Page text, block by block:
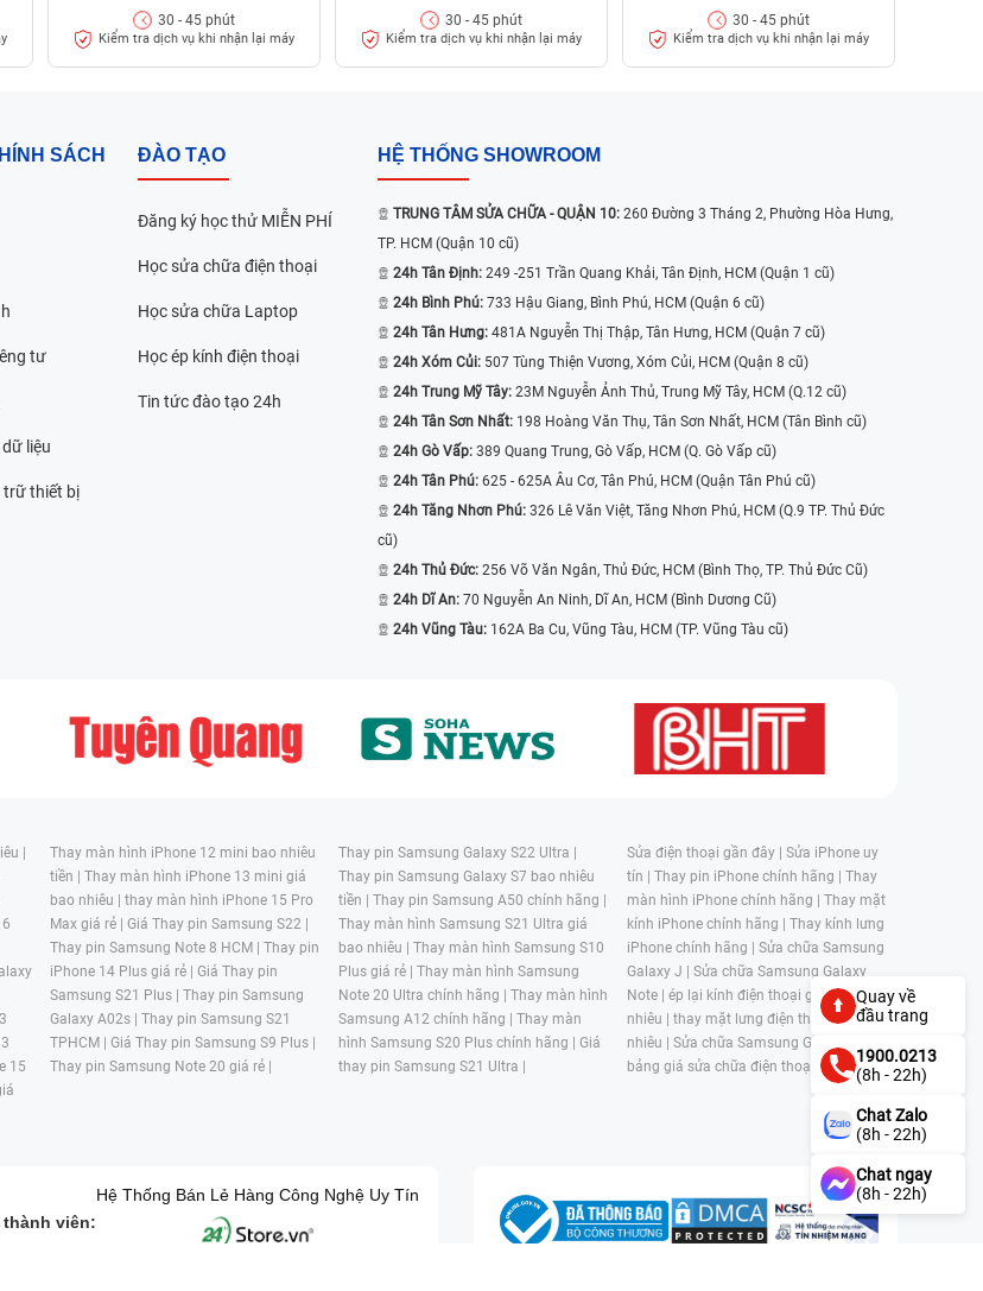
30 - 45 phút
Kiểm tra dịch vụ khi nhận lại máy
30 - 45 phút
Kiểm tra dịch vụ khi nhận lại máy
30 - 45 phút
Kiểm tra dịch vụ khi nhận lại máy
SÁCH
tư
liệu
trữ thiết bị
ĐÀO TẠO
Đăng ký học thử MIỄN PHÍ
Học sửa chữa điện thoại
Học sửa chữa Laptop
Học ép kính điện thoại
Tin tức đào tạo 24h
HỆ THỐNG SHOWROOM
TRUNG TÂM SỬA CHỮA - QUẬN 10: 260 Đường 3 Tháng 2, Phường Hòa Hưng,
TP. HCM (Quận 10 cũ)
24h Tân Định: 249 -251 Trần Quang Khải, Tân Định, HCM (Quận 1 cũ)
24h Bình Phú: 733 Hậu Giang, Bình Phú, HCM (Quận 6 cũ)
24h Tân Hưng: 481A Nguyễn Thị Thập, Tân Hưng, HCM (Quận 7 cũ)
24h Xóm Củi: 507 Tùng Thiện Vương, Xóm Củi, HCM (Quận 8 cũ)
24h Trung Mỹ Tây: 23M Nguyễn Ảnh Thủ, Trung Mỹ Tây, HCM (Q.12 cũ)
24h Tân Sơn Nhất: 198 Hoàng Văn Thụ, Tân Sơn Nhất, HCM (Tân Bình cũ)
24h Gò Vấp: 389 Quang Trung, Gò Vấp, HCM (Q. Gò Vấp cũ)
24h Tân Phú: 625 - 625A Âu Cơ, Tân Phú, HCM (Quận Tân Phú cũ)
24h Tăng Nhơn Phú: 326 Lê Văn Việt, Tăng Nhơn Phú, HCM (Q.9 TP. Thủ Đức
cũ)
24h Thủ Đức: 256 Võ Văn Ngân, Thủ Đức, HCM (Bình Thọ, TP. Thủ Đức Cũ)
24h Dĩ An: 70 Nguyễn An Ninh, Dĩ An, HCM (Bình Dương Cũ)
24h Vũng Tàu: 162A Ba Cu, Vũng Tàu, HCM (TP. Vũng Tàu cũ)
|
15
Thay màn hình iPhone 12 mini bao nhiêu
tiền | Thay màn hình iPhone 13 mini giá
bao nhiêu | thay màn hình iPhone 15 Pro
Max giá rẻ | Giá Thay pin Samsung S22 |
Thay pin Samsung Note 8 HCM | Thay pin
iPhone 14 Plus giá rẻ | Giá Thay pin
Samsung S21 Plus | Thay pin Samsung
Galaxy A02s | Thay pin Samsung S21
TPHCM | Giá Thay pin Samsung S9 Plus |
Thay pin Samsung Note 20 giá rẻ |
Thay pin Samsung Galaxy S22 Ultra |
Thay pin Samsung Galaxy S7 bao nhiêu
tiền | Thay pin Samsung A50 chính hãng |
Thay màn hình Samsung S21 Ultra giá
bao nhiêu | Thay màn hình Samsung S10
Plus giá rẻ | Thay màn hình Samsung
Note 20 Ultra chính hãng | Thay màn hình
Samsung A12 chính hãng | Thay màn
hình Samsung S20 Plus chính hãng | Giá
thay pin Samsung S21 Ultra |
Sửa điện thoại gần đây | Sửa iPhone uy
tín | Thay pin iPhone chính hãng | Thay
màn hình iPhone chính hãng | Thay mặt
kính iPhone chính hãng | Thay kính lưng
iPhone chính hãng | Sửa chữa Samsung
Galaxy J | Sửa chữa Samsung Galaxy
Note | ép lại kính điện thoại giá bao
nhiêu | thay mặt lưng điện thoại giá bao
nhiêu | Sửa chữa Samsung Galaxy S |
bảng giá sửa chữa điện thoại samsung |
thành viên:
Hệ Thống Bán Lẻ Hàng Công Nghệ Uy Tín
Quay về
đầu trang
1900.0213
(8h - 22h)
Chat Zalo
(8h - 22h)
Chat ngay
(8h - 22h)